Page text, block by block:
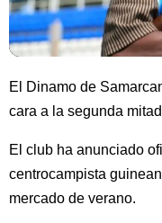
El Dinamo de
cara a la segunda
El club ha anunciado
centrocampista
mercado de verano.